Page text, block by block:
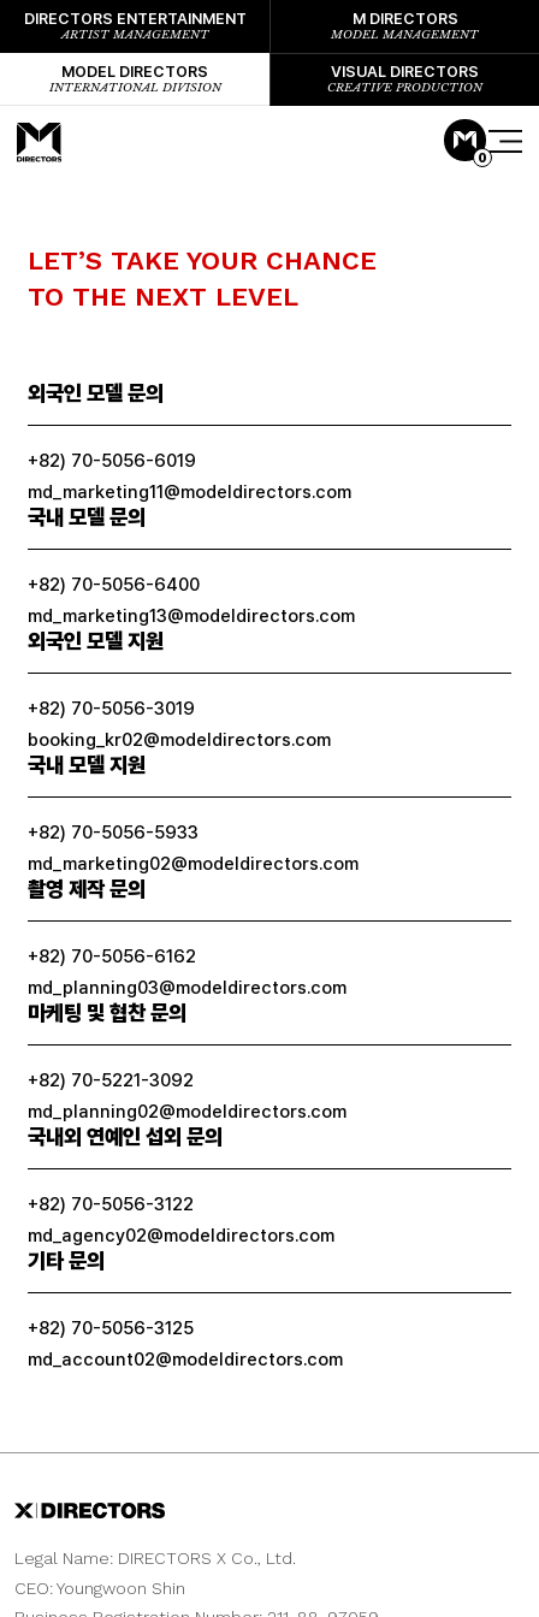
DIRECTORS ENTERTAINMENT
ARTIST MANAGEMENT
M DIRECTORS
MODEL MANAGEMENT
MODEL DIRECTORS
INTERNATIONAL DIVISION
VISUAL DIRECTORS
CREATIVE PRODUCTION
0
LET’S TAKE YOUR CHANCE
TO THE NEXT LEVEL
외국인 모델 문의
+82) 70-5056-6019
md_marketing11@modeldirectors.com
국내 모델 문의
+82) 70-5056-6400
md_marketing13@modeldirectors.com
외국인 모델 지원
+82) 70-5056-3019
booking_kr02@modeldirectors.com
국내 모델 지원
+82) 70-5056-5933
md_marketing02@modeldirectors.com
촬영 제작 문의
+82) 70-5056-6162
md_planning03@modeldirectors.com
마케팅 및 협찬 문의
+82) 70-5221-3092
md_planning02@modeldirectors.com
국내외 연예인 섭외 문의
+82) 70-5056-3122
md_agency02@modeldirectors.com
기타 문의
+82) 70-5056-3125
md_account02@modeldirectors.com
Legal Name: DIRECTORS X Co., Ltd.
CEO: Youngwoon Shin